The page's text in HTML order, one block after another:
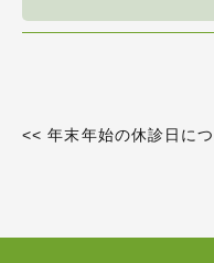
<< 年末年始の休診日に